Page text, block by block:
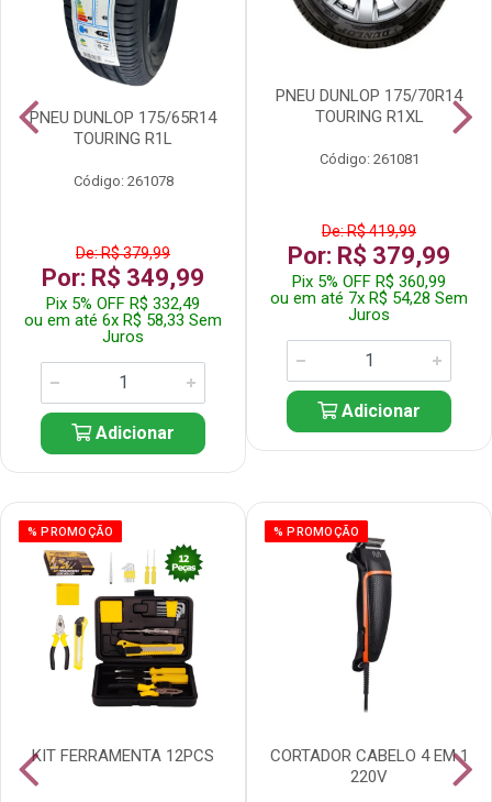
PNEU DUNLOP 175/65R14
TOURING R1L
Código: 261078
De: R$ 379,99
Por: R$ 349,99
Pix 5% OFF R$ 332,49
ou em até 6x R$ 58,33 Sem
Juros
Adicionar
PNEU DUNLOP 175/70R14
TOURING R1XL
Código: 261081
De: R$ 419,99
Por: R$ 379,99
Pix 5% OFF R$ 360,99
ou em até 7x R$ 54,28 Sem
Juros
Adicionar
% PROMOÇÃO
KIT FERRAMENTA 12PCS
% PROMOÇÃO
CORTADOR CABELO 4 EM 1
220V